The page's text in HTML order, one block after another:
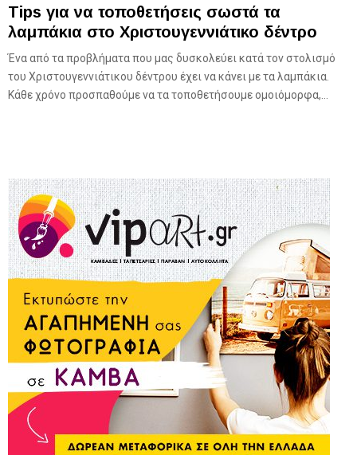
Tips για να τοποθετήσεις σωστά τα
λαμπάκια στο Χριστουγεννιάτικο δέντρο
Ένα από τα προβλήματα που μας δυσκολεύει κατά τον στολισμό
του Χριστουγεννιάτικου δέντρου έχει να κάνει με τα λαμπάκια.
Κάθε χρόνο προσπαθούμε να τα τοποθετήσουμε ομοιόμορφα,...